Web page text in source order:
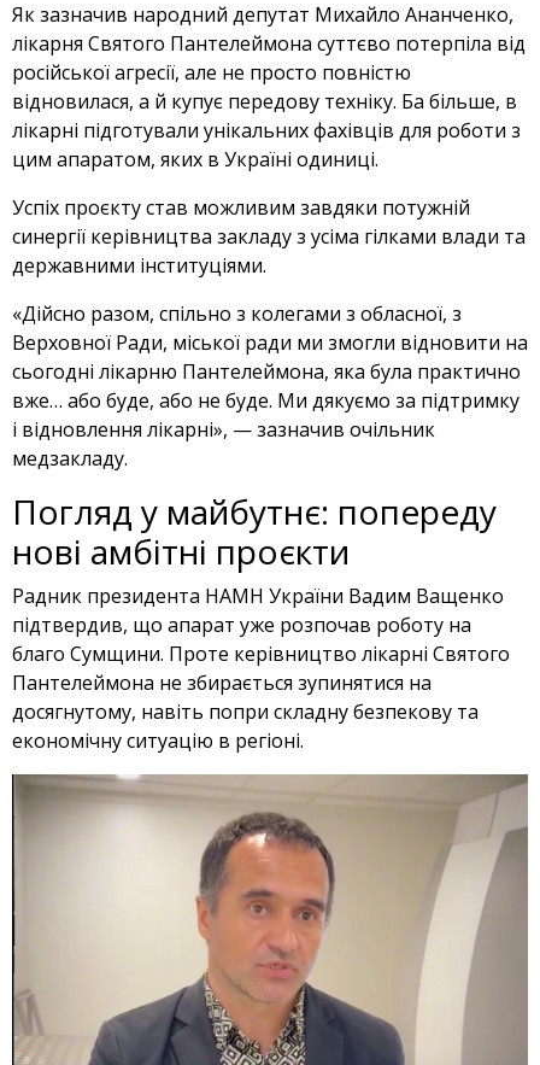
Як зазначив народний депутат Михайло Ананченко,
лікарня Святого Пантелеймона суттєво потерпіла від
російської агресії, але не просто повністю
відновилася, а й купує передову техніку. Ба більше, в
лікарні підготували унікальних фахівців для роботи з
цим апаратом, яких в Україні одиниці.
Успіх проєкту став можливим завдяки потужній
синергії керівництва закладу з усіма гілками влади та
державними інституціями.
«Дійсно разом, спільно з колегами з обласної, з
Верховної Ради, міської ради ми змогли відновити на
сьогодні лікарню Пантелеймона, яка була практично
вже… або буде, або не буде. Ми дякуємо за підтримку
і відновлення лікарні», — зазначив очільник
медзакладу.
Погляд у майбутнє: попереду
нові амбітні проєкти
Радник президента НАМН України Вадим Ващенко
підтвердив, що апарат уже розпочав роботу на
благо Сумщини. Проте керівництво лікарні Святого
Пантелеймона не збирається зупинятися на
досягнутому, навіть попри складну безпекову та
економічну ситуацію в регіоні.